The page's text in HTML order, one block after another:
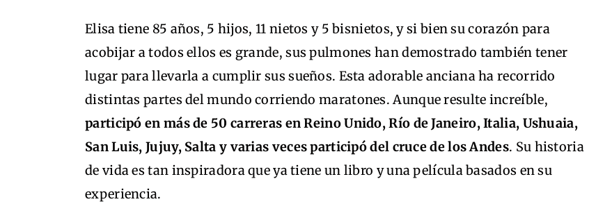
Elisa tiene 85 años, 5 hijos, 11 nietos y 5 bisnietos, y si bien su corazón para
acobijar a todos ellos es grande, sus pulmones han demostrado también tener
lugar para llevarla a cumplir sus sueños. Esta adorable anciana ha recorrido
distintas partes del mundo corriendo maratones. Aunque resulte increíble,
participó en más de 50 carreras en Reino Unido, Río de Janeiro, Italia, Ushuaia,
San Luis, Jujuy, Salta y varias veces participó del cruce de los Andes. Su historia
de vida es tan inspiradora que ya tiene un libro y una película basados en su
experiencia.